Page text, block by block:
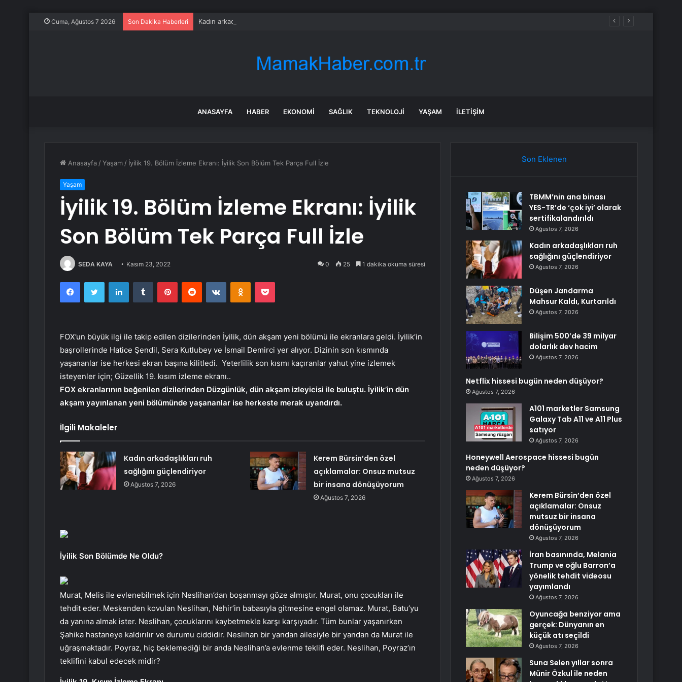
Cuma, Ağustos 7 2026 Son Dakika Haberleri Kadın arkadaşlıkları ruh sağlığını güçlendiriyor
ANASAYFA HABER EKONOMI SAĞLIK TEKNOLOJI YAŞAM İLETIŞIM
Anasayfa /Yaşam / İyilik 19. Bölüm İzleme Ekranı: İyilik Son Bölüm Tek Parça Full İzle
Yaşam
İyilik 19. Bölüm İzleme Ekranı: İyilik
Son Bölüm Tek Parça Full İzle
SEDA KAYA Kasım 23, 2022 0 25 1 dakika okuma süresi
FacebookTwitter LinkedInTumblr PinterestReddit VKontakteOdnoklassniki
Pocket
FOX’un büyük ilgi ile takip edilen dizilerinden İyilik, dün akşam yeni bölümü ile ekranlara geldi. İyilik’in
başrollerinde Hatice Şendil, Sera Kutlubey ve İsmail Demirci yer alıyor. Dizinin son kısmında
yaşananlar ise herkesi ekran başına kilitledi. Yeterlilik son kısmı kaçıranlar yahut yine izlemek
isteyenler için; Güzellik 19. kısım izleme ekranı..
FOX ekranlarının beğenilen dizilerinden Düzgünlük, dün akşam izleyicisi ile buluştu. İyilik’in dün
akşam yayınlanan yeni bölümünde yaşananlar ise herkeste merak uyandırdı.
İlgili Makaleler
Kadın arkadaşlıkları ruh
sağlığını güçlendiriyor
Ağustos 7, 2026
Kerem Bürsin’den özel
açıklamalar: Onsuz mutsuz
bir insana dönüşüyorum
Ağustos 7, 2026
İyilik Son Bölümde Ne Oldu?
Murat, Melis ile evlenebilmek için Neslihan’dan boşanmayı göze almıştır. Murat, onu çocukları ile
tehdit eder. Meskenden kovulan Neslihan, Nehir’in babasıyla gitmesine engel olamaz. Murat, Batu’yu
da yanına almak ister. Neslihan, çocuklarını kaybetmekle karşı karşıyadır. Tüm bunlar yaşanırken
Şahika hastaneye kaldırılır ve durumu ciddidir. Neslihan bir yandan ailesiyle bir yandan da Murat ile
uğraşmaktadır. Poyraz, hiç beklemediği bir anda Neslihan’a evlenme teklifi eder. Neslihan, Poyraz’ın
teklifini kabul edecek midir?
Son Eklenen
TBMM’nin ana binası
YES-TR’de ‘çok iyi’ olarak
sertifikalandırıldı
Ağustos 7, 2026
Kadın arkadaşlıkları ruh
sağlığını güçlendiriyor
Ağustos 7, 2026
Düşen Jandarma
Mahsur Kaldı, Kurtarıldı
Ağustos 7, 2026
Bilişim 500’de 39 milyar
dolarlık dev hacim
Ağustos 7, 2026
Netflix hissesi bugün neden düşüyor?
Ağustos 7, 2026
A101 marketler Samsung
Galaxy Tab A11 ve A11 Plus
satıyor
Ağustos 7, 2026
Honeywell Aerospace hissesi bugün
neden düşüyor?
Ağustos 7, 2026
Kerem Bürsin’den özel
açıklamalar: Onsuz
mutsuz bir insana
dönüşüyorum
Ağustos 7, 2026
İran basınında, Melania
Trump ve oğlu Barron’a
yönelik tehdit videosu
yayımlandı
Ağustos 7, 2026
Oyuncağa benziyor ama
gerçek: Dünyanın en
küçük atı seçildi
Ağustos 7, 2026
Suna Selen yıllar sonra
Münir Özkul ile neden